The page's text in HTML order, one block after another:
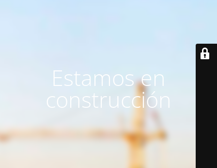
Estamos en
construcción